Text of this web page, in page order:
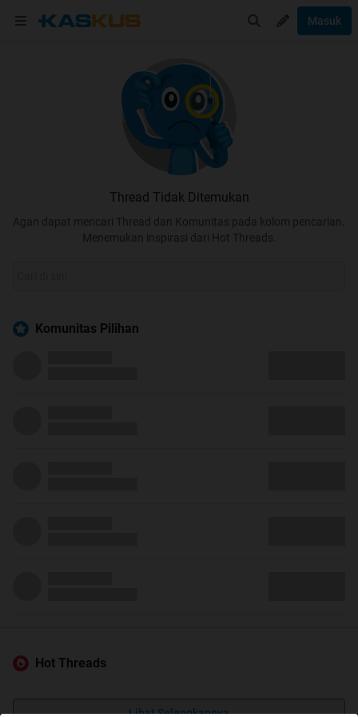
Masuk
Thread Tidak Ditemukan
Agan dapat mencari Thread dan Komunitas pada kolom pencarian.
Menemukan inspirasi dari Hot Threads.
Komunitas Pilihan
Hot Threads
Lihat Selengkapnya